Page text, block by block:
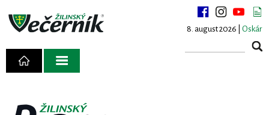
8. august 2026 | Oskár